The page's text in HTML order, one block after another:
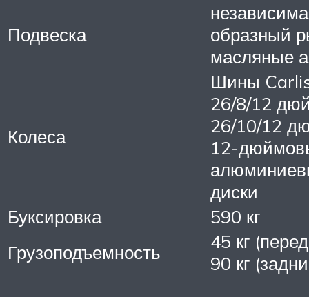
Подвеска
образный
масляные
Колеса
Шины
26/8/12
26/10/12
12-
диски
Буксировка
590 кг
Грузоподъемность
45 кг
90 кг